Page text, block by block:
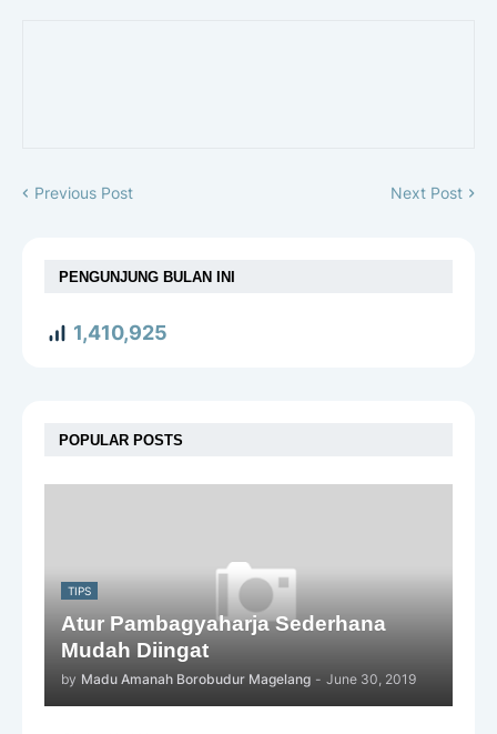
Previous Post Next Post
PENGUNJUNG BULAN INI
1,410,925
POPULAR POSTS
TIPS
Atur Pambagyaharja Sederhana
Mudah Diingat
by Madu Amanah Borobudur Magelang - June 30, 2019